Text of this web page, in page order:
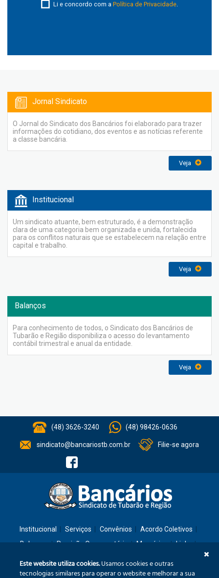
Li e concordo com a Política de Privacidade.
Jornal Sindicato
O Jornal do Sindicato dos Bancários foi elaborado para trazer
informações do cotidiano, dos eventos e as notícias referente
a classe bancária.
Veja
Institucional
Um sindicato atuante, bem estruturado, é a demonstração
clara de uma categoria bem organizada e unida, fortalecida
para os conflitos naturais que se estabelecem na relação entre
capital e trabalho.
Veja
Balanços
Para conhecimento de todos, o Sindicato dos Bancários de
Tubarão e Região disponibiliza o acesso do levantamento
contábil trimestral e anual da entidade.
Veja
(48) 3626-3240 (48) 98426-0636
sindicato@bancariostb.com.br Filie-se agora
Institucional Serviços Convênios
Acordo Coletivos
Balanços
Previsão Orçamentária Memórias
Links
Este website utiliza cookies.Usamos cookies e outras
tecnologias similares para operar o website e melhorar a sua